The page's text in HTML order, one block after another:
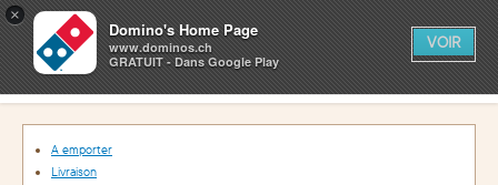
×
Domino's Home Page
www.dominos.ch
GRATUIT - Dans Google Play
VOIR
PANIER
0
LOGIN
A emporter
Livraison